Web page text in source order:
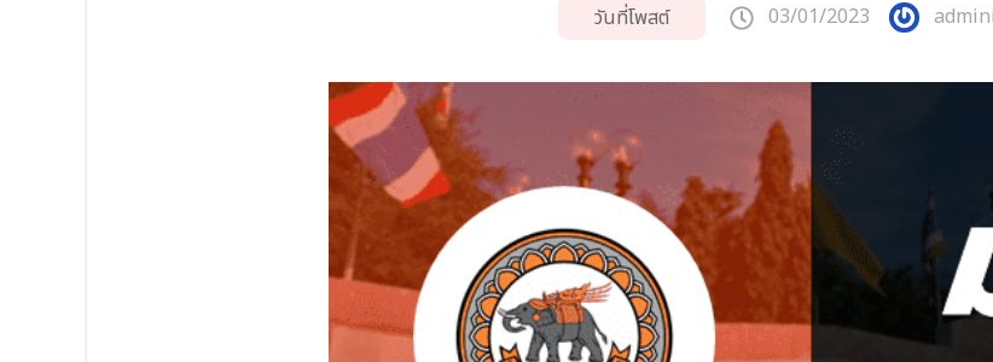
วันที่โพสต์ 03/01/2023